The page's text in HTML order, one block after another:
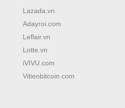
Lazada.vn
Adayroi.com
Leflair.vn
Lotte.vn
iVIVU.com
Vitienbitcoin.com